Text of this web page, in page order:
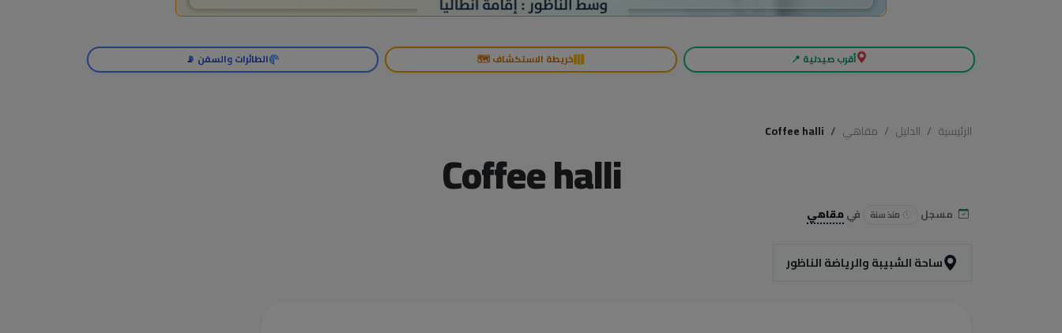
أقرب صيدلية 📍 خريطة الاستكشاف 🗺️ الطائرات والسفن 📡
الرئيسية الدليل مقاهي Coffee halli
Coffee halli
مسجل منذ سنة فيمقاهي
ساحة الشبيبة والرياضة الناظور